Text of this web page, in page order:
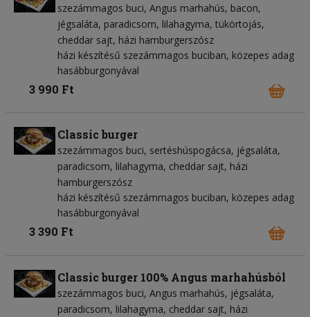
szezámmagos buci Angus marhahús bacon
jégsaláta paradicsom lilahagyma tükörtojás
cheddar sajt házi hamburgerszósz
házi készítésű szezámmagos buciban, közepes adag
hasábburgonyával
3 990 Ft
Classic burger
szezámmagos buci sertéshúspogácsa jégsaláta
paradicsom lilahagyma cheddar sajt házi
hamburgerszósz
házi készítésű szezámmagos buciban, közepes adag
hasábburgonyával
3 390 Ft
Classic burger 100% Angus marhahúsból
szezámmagos buci Angus marhahús jégsaláta
paradicsom lilahagyma cheddar sajt házi